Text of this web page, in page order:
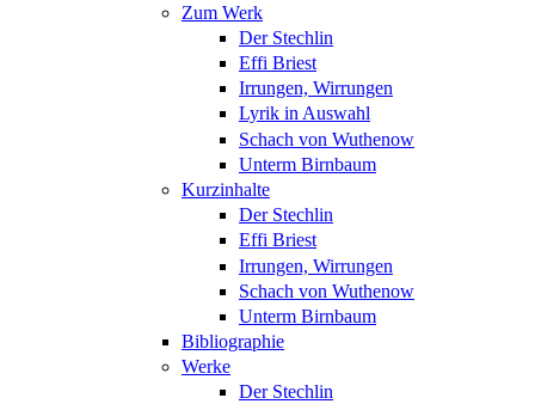
Zum Werk
Der Stechlin
Effi Briest
Irrungen, Wirrungen
Lyrik in Auswahl
Schach von Wuthenow
Unterm Birnbaum
Kurzinhalte
Der Stechlin
Effi Briest
Irrungen, Wirrungen
Schach von Wuthenow
Unterm Birnbaum
Bibliographie
Werke
Der Stechlin